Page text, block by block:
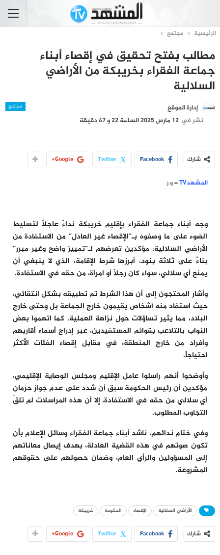
الرئيسية مجتمع
مطالب بفتح تحقيق في إقصاء أبناء
جماعة الفقراء بخريبكة من الأراضي
السلالية
مجتمع
إدارة الموقع
نشر في 12 مارس 2025 الساعة 22 و 47 دقيقة
شارك Facebook
Twitter
Google+
المشهدTV –و.ر
وجه أبناء جماعة الفقراء بإقليم خريبكة نداءً عاجلاً لتسليط
الضوء على ما وصفوه بـ”الإقصاء غير العادل” من الاستفادة من
الأراضي السلالية، مؤكدين تعرضهم لـ”تمييز واضح وغير مبرر”
بناءً على ثلاثة بنود، أبرزها شرط الإقامة، الذي لا ينبغي أن
يمنع أي سلالي، سواء كان رجلاً أو امرأة، من حقه في الاستفادة.
وأشار المحتجون إلى أن هذا الشرط تم تطبيقه بشكل انتقائي،
حيث استفاد منه أشخاص يقيمون خارج الجماعة بل وحتى خارج
البلاد، مما يثير تساؤلات حول نزاهة العملية. كما اتهموا بعض
النواب بالتلاعب بقوائم المستفيدين، عبر إدراج أسماء أقاربهم
وأفراد من خارج المنطقة، في مقابل إقصاء الفئات الأكثر
احتياجاً.
وأوضحوا أنهم راسلوا عامل الإقليم ومجلس الوصاية الإقليمي،
مؤكدين أن رئيس الحكومة سبق أن شدد على عدم جواز حرمان
أي سلالي من حقه في الاستفادة، إلا أن هذه المراسلات لم تلقَ
التجاوب المطلوب.
وفي ختام ندائهم، ناشد أبناء جماعة الفقراء وسائل الإعلام بأن
تكون صوتهم في هذه القضية العادلة، بهدف إيصال معاناتهم
إلى المسؤولين والرأي العام، وضمان حصولهم على حقوقهم
المشروعة.
الأراضي السلالية الإقصاء الحكومة خريبكة
شارك Facebook
Twitter
Google+